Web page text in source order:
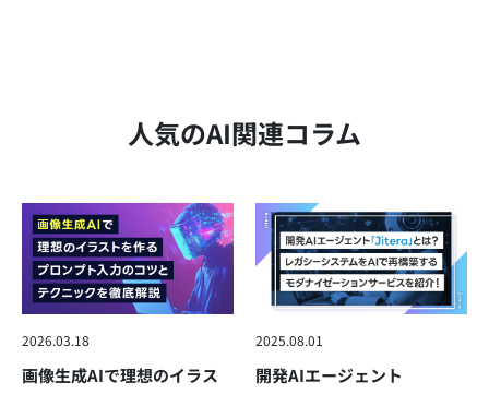
人気のAI関連コラム
2026.03.18
画像生成AIで理想のイラス
2025.08.01
開発AIエージェント